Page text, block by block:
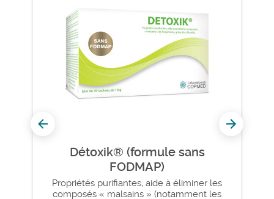
Détoxik® (formule sans
FODMAP)
Propriétés purifiantes, aide à éliminer les
composés « malsains » (notamment les